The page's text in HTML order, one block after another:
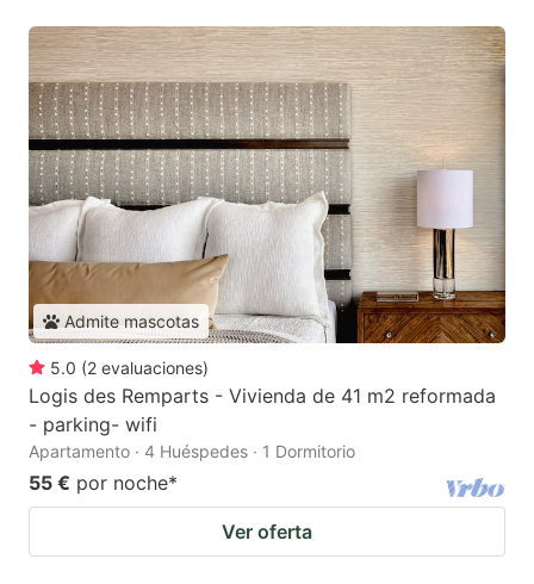
Admite mascotas
5.0 (2 evaluaciones)
Logis des Remparts - Vivienda de 41 m2 reformada
- parking- wifi
Apartamento · 4 Huéspedes · 1 Dormitorio
55 € por noche*
Ver oferta